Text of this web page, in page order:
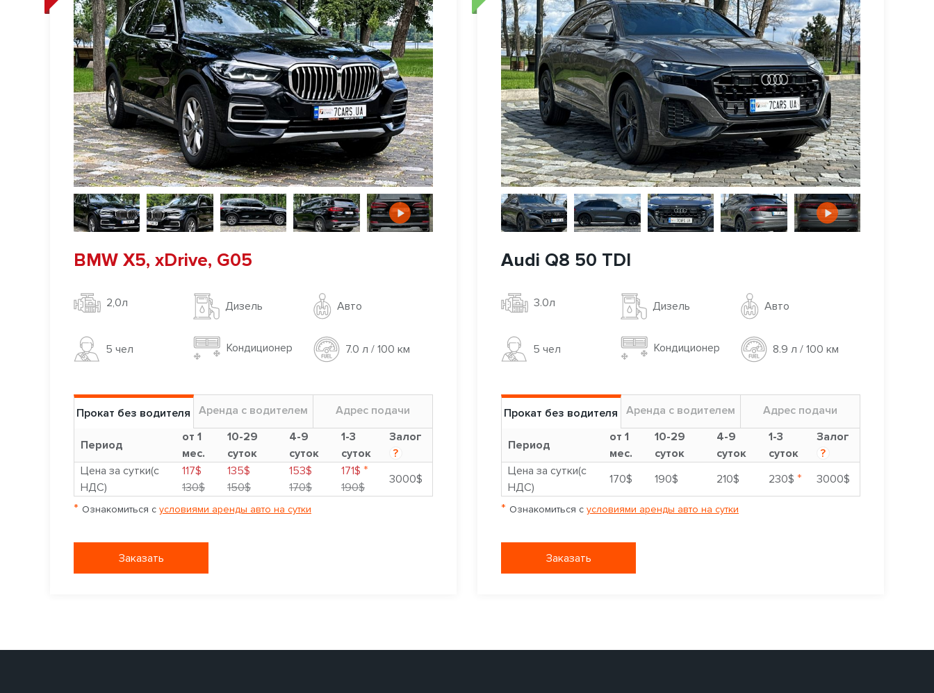
BMW X5, xDrive, G05
2,0л Дизель Авто
5 чел Кондиционер 7.0 л / 100 км
Прокат без водителя Аренда с водителем Адрес подачи
Период
от 1
мес.
10-29
суток
4-9
суток
1-3
суток
Залог
?
Цена за сутки(с
НДС)
117$
130$
135$
150$
153$
170$
171$ *
190$
3000$
* Ознакомиться с условиями аренды авто на сутки
Заказать
Audi Q8 50 TDI
3.0л Дизель Авто
5 чел Кондиционер 8.9 л / 100 км
Прокат без водителя Аренда с водителем Адрес подачи
Период
от 1
мес.
10-29
суток
4-9
суток
1-3
суток
Залог
?
Цена за сутки(с
НДС)
170$ 190$ 210$ 230$ * 3000$
* Ознакомиться с условиями аренды авто на сутки
Заказать